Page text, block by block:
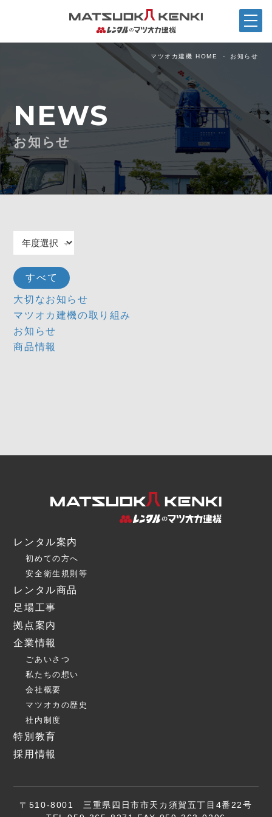
マツオカ建機 HOME お知らせ
NEWS
お知らせ
すべて
大切なお知らせ
マツオカ建機の取り組み
お知らせ
商品情報
レンタル案内
初めての方へ
安全衛生規則等
レンタル商品
足場工事
拠点案内
企業情報
ごあいさつ
私たちの想い
会社概要
マツオカの歴史
社内制度
特別教育
採用情報
〒510-8001 三重県四日市市天カ須賀五丁目4番22号